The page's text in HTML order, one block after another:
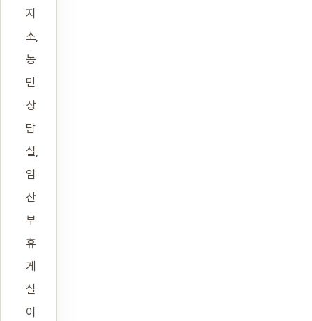
지
소,
농
민
상
담
실,
임
산
부
휴
게
실
이